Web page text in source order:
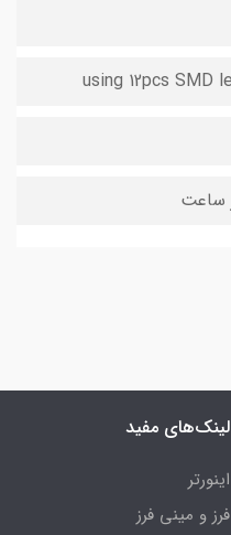
لینک‌های مفید
اینورتر
فرز و مینی فرز